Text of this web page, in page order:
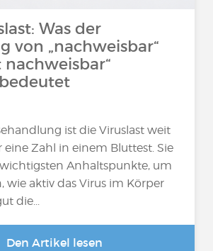
Was der
von „nachweisbar“
nachweisbar“
ist die Viruslast weit
eine Zahl in einem Bluttest. Sie
Anhaltspunkte, um
wie aktiv das Virus im Körper
die...
Den Artikel lesen